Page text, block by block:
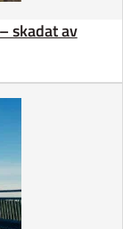
skadat av